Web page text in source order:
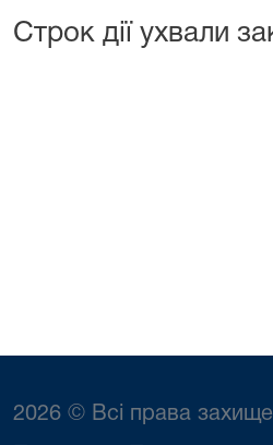
Строк дії ухвали
2026 © Всі права